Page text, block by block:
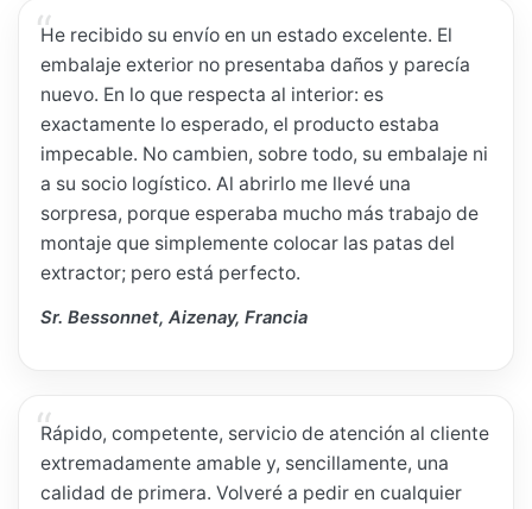
He recibido su envío en un estado excelente. El
embalaje exterior no presentaba daños y parecía
nuevo. En lo que respecta al interior: es
exactamente lo esperado, el producto estaba
impecable. No cambien, sobre todo, su embalaje ni
a su socio logístico. Al abrirlo me llevé una
sorpresa, porque esperaba mucho más trabajo de
montaje que simplemente colocar las patas del
extractor; pero está perfecto.
Sr. Bessonnet, Aizenay, Francia
Rápido, competente, servicio de atención al cliente
extremadamente amable y, sencillamente, una
calidad de primera. Volveré a pedir en cualquier